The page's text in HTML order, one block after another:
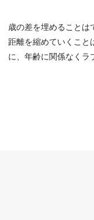
歳の差を埋めることは
距離を縮めていくこと
に、年齢に関係なくラ